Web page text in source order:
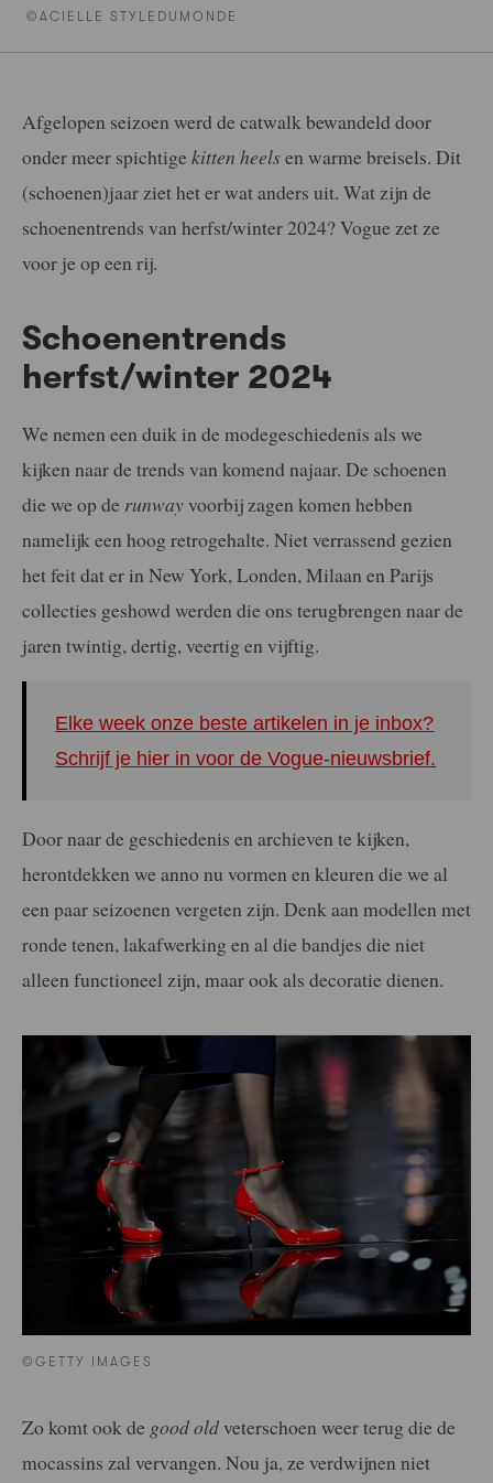
©ACIELLE STYLEDUMONDE
Afgelopen seizoen werd de catwalk bewandeld door
onder meer spichtige kitten heelsen warme breisels. Dit
(schoenen)jaar ziet het er wat anders uit. Wat zijn de
schoenentrends van herfst/winter 2024? Vogue zet ze
voor je op een rij.
Schoenentrends
herfst/winter 2024
We nemen een duik in de modegeschiedenis als we
kijken naar de trends van komend najaar. De schoenen
die we op de runwayvoorbij zagen komen hebben
namelijk een hoog retrogehalte. Niet verrassend gezien
het feit dat er in New York, Londen, Milaan en Parijs
collecties geshowd werden die ons terugbrengen naar de
jaren twintig, dertig, veertig en vijftig.
Elke week onze beste artikelen in je inbox?
Schrijf je hier in voor de Vogue-nieuwsbrief.
Door naar de geschiedenis en archieven te kijken,
herontdekken we anno nu vormen en kleuren die we al
een paar seizoenen vergeten zijn. Denk aan modellen met
ronde tenen, lakafwerking en al die bandjes die niet
alleen functioneel zijn, maar ook als decoratie dienen.
©GETTY IMAGES
Zo komt ook de good oldveterschoen weer terug die de
mocassins zal vervangen. Nou ja, ze verdwijnen niet